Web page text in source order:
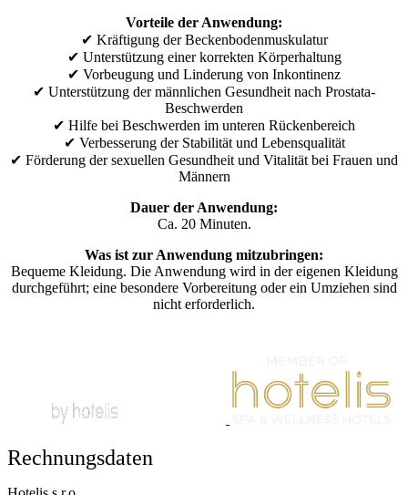
Vorteile der Anwendung:
✔ Kräftigung der Beckenbodenmuskulatur
✔ Unterstützung einer korrekten Körperhaltung
✔ Vorbeugung und Linderung von Inkontinenz
✔ Unterstützung der männlichen Gesundheit nach Prostata-
Beschwerden
✔ Hilfe bei Beschwerden im unteren Rückenbereich
✔ Verbesserung der Stabilität und Lebensqualität
✔ Förderung der sexuellen Gesundheit und Vitalität bei Frauen und
Männern
Dauer der Anwendung:
Ca. 20 Minuten.
Was ist zur Anwendung mitzubringen:
Bequeme Kleidung. Die Anwendung wird in der eigenen Kleidung
durchgeführt; eine besondere Vorbereitung oder ein Umziehen sind
nicht erforderlich.
Rechnungsdaten